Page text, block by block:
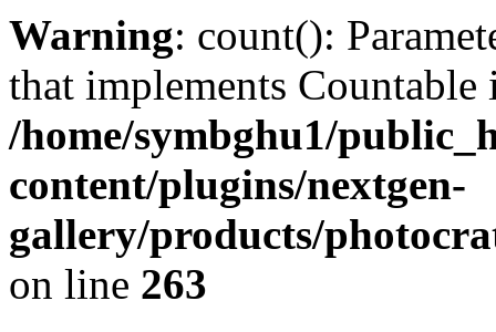
Warning: count():
that implements Countable
/home/symbghu1/
content/plugins/nextgen-
gallery/products/
on line 263